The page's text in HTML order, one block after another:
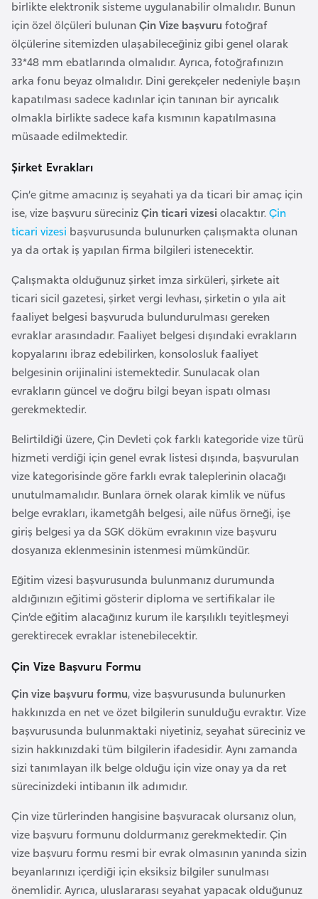
birlikte elektronik sisteme uygulanabilir olmalıdır. Bunun
için özel ölçüleri bulunanÇin Vize başvuru fotoğraf
ölçülerine sitemizden ulaşabileceğiniz gibi genel olarak
33*48 mm ebatlarında olmalıdır. Ayrıca, fotoğrafınızın
arka fonu beyaz olmalıdır. Dini gerekçeler nedeniyle başın
kapatılması sadece kadınlar için tanınan bir ayrıcalık
olmakla birlikte sadece kafa kısmının kapatılmasına
müsaade edilmektedir.
Şirket Evrakları
Çin’e gitme amacınız iş seyahati ya da ticari bir amaç için
ise, vize başvuru sürecinizÇin ticari vizesi olacaktır. Çin
ticari vizesi başvurusunda bulunurken çalışmakta olunan
ya da ortak iş yapılan firma bilgileri istenecektir.
Çalışmakta olduğunuz şirket imza sirküleri, şirkete ait
ticari sicil gazetesi, şirket vergi levhası, şirketin o yıla ait
faaliyet belgesi başvuruda bulundurulması gereken
evraklar arasındadır. Faaliyet belgesi dışındaki evrakların
kopyalarını ibraz edebilirken, konsolosluk faaliyet
belgesinin orijinalini istemektedir. Sunulacak olan
evrakların güncel ve doğru bilgi beyan ispatı olması
gerekmektedir.
Belirtildiği üzere, Çin Devleti çok farklı kategoride vize türü
hizmeti verdiği için genel evrak listesi dışında, başvurulan
vize kategorisinde göre farklı evrak taleplerinin olacağı
unutulmamalıdır. Bunlara örnek olarak kimlik ve nüfus
belge evrakları, ikametgâh belgesi, aile nüfus örneği, işe
giriş belgesi ya da SGK döküm evrakının vize başvuru
dosyanıza eklenmesinin istenmesi mümkündür.
Eğitim vizesi başvurusunda bulunmanız durumunda
aldığınızın eğitimi gösterir diploma ve sertifikalar ile
Çin’de eğitim alacağınız kurum ile karşılıklı teyitleşmeyi
gerektirecek evraklar istenebilecektir.
Çin Vize Başvuru Formu
Çin vize başvuru formu, vize başvurusunda bulunurken
hakkınızda en net ve özet bilgilerin sunulduğu evraktır. Vize
başvurusunda bulunmaktaki niyetiniz, seyahat süreciniz ve
sizin hakkınızdaki tüm bilgilerin ifadesidir. Aynı zamanda
sizi tanımlayan ilk belge olduğu için vize onay ya da ret
sürecinizdeki intibanın ilk adımıdır.
Çin vize türlerinden hangisine başvuracak olursanız olun,
vize başvuru formunu doldurmanız gerekmektedir. Çin
vize başvuru formu resmi bir evrak olmasının yanında sizin
beyanlarınızı içerdiği için eksiksiz bilgiler sunulması
önemlidir. Ayrıca, uluslararası seyahat yapacak olduğunuz
a
u
G
i
n
e
r
e
n
a
d
a
G
ü
n
e
y
o
r
e
G
ü
n
e
y
S
u
a
n
G
u
y
a
a
i